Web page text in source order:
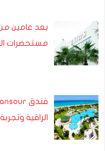
مستحضرات
الراقية